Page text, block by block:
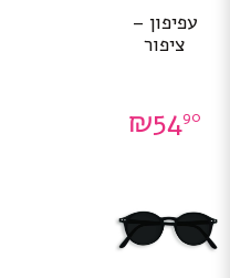
עפיפון –
ציפור
₪5490